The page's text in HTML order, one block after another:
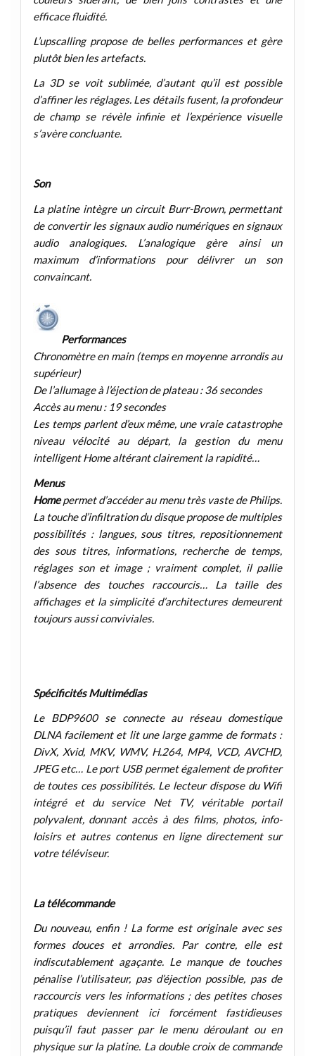
efficace fluidité.
L’upscalling propose de belles performances et gère
plutôt bien les artefacts.
La 3D se voit sublimée, d’autant qu’il est possible
d’affiner les réglages. Les détails fusent, la profondeur
de champ se révèle infinie et l’expérience visuelle
s’avère concluante.
Son
La platine intègre un circuit Burr-Brown, permettant
de convertir les signaux audio numériques en signaux
audio analogiques. L’analogique gère ainsi un
maximum d’informations pour délivrer un son
convaincant.
Performances
Chronomètre en main (temps en moyenne arrondis au
supérieur)
De l’allumage à l’éjection de plateau : 36 secondes
Accès au menu : 19 secondes
Les temps parlent d’eux même, une vraie catastrophe
niveau vélocité au départ, la gestion du menu
intelligent Home altérant clairement la rapidité…
Menus
Homepermet d’accéder au menu très vaste de Philips.
La touche d’infiltration du disque propose de multiples
possibilités : langues, sous titres, repositionnement
des sous titres, informations, recherche de temps,
réglages son et image ; vraiment complet, il pallie
l’absence des touches raccourcis… La taille des
affichages et la simplicité d’architectures demeurent
toujours aussi conviviales.
Spécificités Multimédias
Le BDP9600 se connecte au réseau domestique
DLNA facilement et lit une large gamme de formats :
DivX, Xvid, MKV, WMV, H.264, MP4, VCD, AVCHD,
JPEG etc… Le port USB permet également de profiter
de toutes ces possibilités. Le lecteur dispose du Wifi
intégré et du service Net TV, véritable portail
polyvalent, donnant accès à des films, photos, info-
loisirs et autres contenus en ligne directement sur
votre téléviseur.
La télécommande
Du nouveau, enfin ! La forme est originale avec ses
formes douces et arrondies. Par contre, elle est
indiscutablement agaçante. Le manque de touches
pénalise l’utilisateur, pas d’éjection possible, pas de
raccourcis vers les informations ; des petites choses
pratiques deviennent ici forcément fastidieuses
puisqu’il faut passer par le menu déroulant ou en
physique sur la platine. La double croix de commande